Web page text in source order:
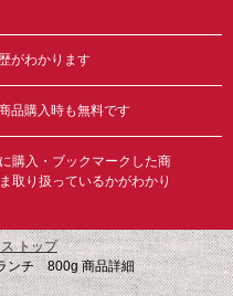
がわかります
品購入時も無料です
購入・ブックマークした商
取り扱っているかがわかり
トップ
ンチ 800g 商品詳細